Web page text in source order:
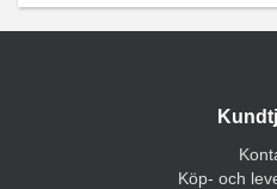
Köp- och